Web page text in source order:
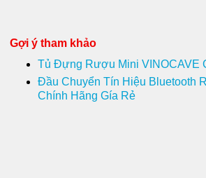
Gợi ý tham khảo
Tủ Đựng Rượu Mini VINOCAVE
Đầu Chuyển Tín Hiệu Bluetooth
Chính Hãng Gía Rẻ